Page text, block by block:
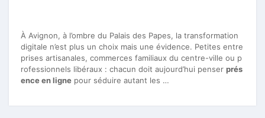
À Avignon, à l’ombre du Palais des Papes, la transformation
digitale n’est plus un choix mais une évidence. Petites entre
prises artisanales, commerces familiaux du centre-ville ou p
rofessionnels libéraux : chacun doit aujourd’hui penser prés
ence en ligne pour séduire autant les …